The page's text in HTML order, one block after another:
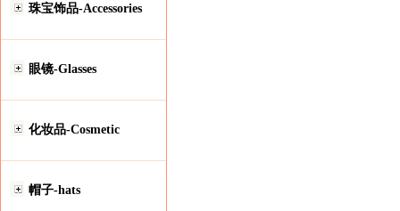
珠宝饰品-Accessories
眼镜-Glasses
化妆品-Cosmetic
帽子-hats